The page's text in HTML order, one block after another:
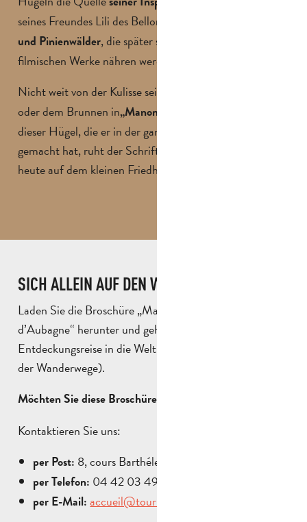
seines Freundes Lili des Bellons durchstreift er
und Pinienwälder, die später seine literarischen und
filmischen Werke nähren werden.
Nicht weit von der Kulisse seiner Filme wie
oder dem Brunnen in„Manon des Sources
dieser Hügel, die er in der ganzen Welt berühmt
gemacht hat, ruht der Schriftsteller und Filmemacher
heute auf dem kleinen Friedhof von La Treille.
SICH ALLEIN AUF DEN WEG MACHEN?
Laden Sie die Broschüre „Marcel Pagnol, enfant
d’Aubagne“ herunter und gehen Sie auf
Entdeckungsreise in die Welt von Pagnol (Außerhalb
der Wanderwege).
Möchten Sie diese Broschüre per Post erhalten?
Kontaktieren Sie uns:
per Post: 8, cours Barthélemy – 13400 Aubagne
per Telefon: 04 42 03 49 98
per E-Mail:accueil@tourisme-paysdaubagne.fr